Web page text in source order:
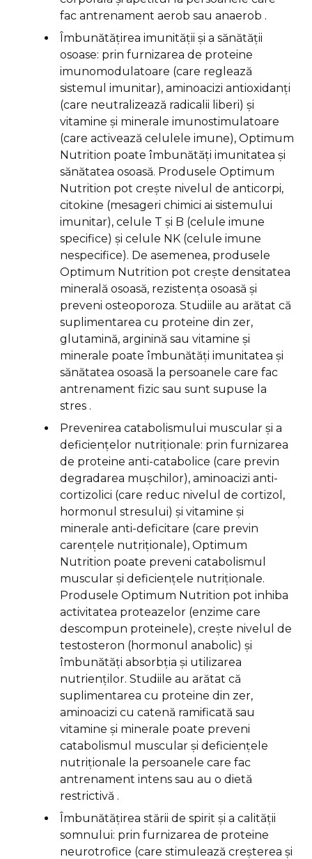
fac antrenament aerob sau anaerob .
Îmbunătățirea imunității și a sănătății
osoase: prin furnizarea de proteine
imunomodulatoare (care reglează
sistemul imunitar), aminoacizi antioxidanți
(care neutralizează radicalii liberi) și
vitamine și minerale imunostimulatoare
(care activează celulele imune), Optimum
Nutrition poate îmbunătăți imunitatea și
sănătatea osoasă. Produsele Optimum
Nutrition pot crește nivelul de anticorpi,
citokine (mesageri chimici ai sistemului
imunitar), celule T și B (celule imune
specifice) și celule NK (celule imune
nespecifice). De asemenea, produsele
Optimum Nutrition pot crește densitatea
minerală osoasă, rezistența osoasă și
preveni osteoporoza. Studiile au arătat că
suplimentarea cu proteine din zer,
glutamină, arginină sau vitamine și
minerale poate îmbunătăți imunitatea și
sănătatea osoasă la persoanele care fac
antrenament fizic sau sunt supuse la
stres .
Prevenirea catabolismului muscular și a
deficiențelor nutriționale: prin furnizarea
de proteine anti-catabolice (care previn
degradarea mușchilor), aminoacizi anti-
cortizolici (care reduc nivelul de cortizol,
hormonul stresului) și vitamine și
minerale anti-deficitare (care previn
carențele nutriționale), Optimum
Nutrition poate preveni catabolismul
muscular și deficiențele nutriționale.
Produsele Optimum Nutrition pot inhiba
activitatea proteazelor (enzime care
descompun proteinele), crește nivelul de
testosteron (hormonul anabolic) și
îmbunătăți absorbția și utilizarea
nutrienților. Studiile au arătat că
suplimentarea cu proteine din zer,
aminoacizi cu catenă ramificată sau
vitamine și minerale poate preveni
catabolismul muscular și deficiențele
nutriționale la persoanele care fac
antrenament intens sau au o dietă
restrictivă .
Îmbunătățirea stării de spirit și a calității
somnului: prin furnizarea de proteine
neurotrofice (care stimulează creșterea și